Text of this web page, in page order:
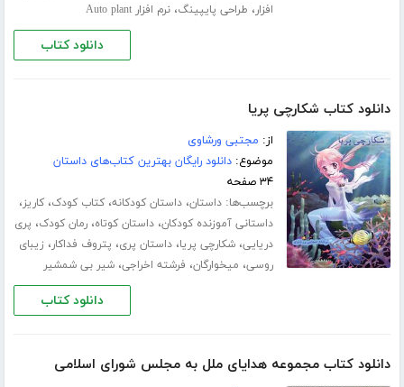
افزار، طراحی پایپینگ،نرم افزار Auto plant
دانلود کتاب
دانلود کتاب شکارچی پریا
از: مجتبی ورشاوی
موضوع:دانلود رایگان بهترین کتاب‌های داستان
۳۴ صفحه
برچسب‌ها:داستان،داستان کودکانه،کتاب کودک،کاریز،
داستانی آموزنده کودکان،داستان کوتاه،رمان کودک، پری
دریایی،شکارچی پریا،داستان پری، پتروف فداکار، زیبای
روسی، میخوارگان، فرشته اخراجی،شیر بی شمشیر
دانلود کتاب
دانلود کتاب مجموعه هدایای ملل به مجلس شورای اسلامی